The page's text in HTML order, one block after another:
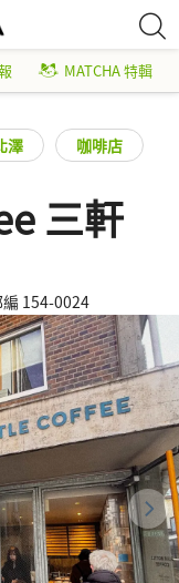
MATCHA 特輯
澤 咖啡店
三軒
154-0024